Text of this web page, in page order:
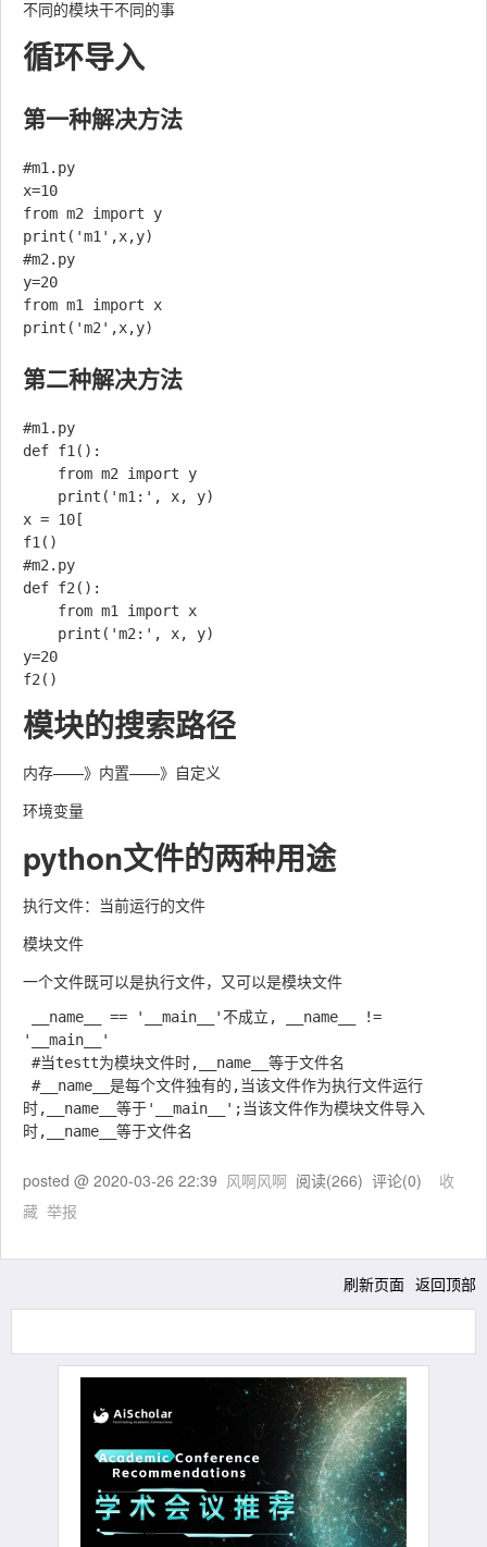
不同的模块干不同的事
循环导入
第一种解决方法
#m1.py
x=10
from m2 import y
print('m1',x,y)
#m2.py
y=20
from m1 import x
第二种解决方法
#m1.py
def f1():
x = 10[
f1()
#m2.py
def f2():
y=20
模块的搜索路径
内存——》内置——》自定义
环境变量
python文件的两种用途
执行文件：当前运行的文件
模块文件
一个文件既可以是执行文件，又可以是模块文件
'__main__'
时,__name__等于'__main__';当该文件作为模块文件导入
posted @ 2020-03-26 22:39 风啊风啊 阅读(266) 评论(0) 收
藏 举报
刷新页面 返回顶部